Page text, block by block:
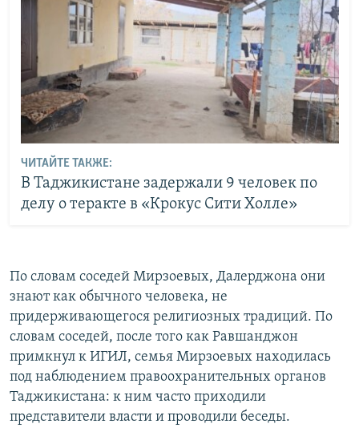
ЧИТАЙТЕ ТАКЖЕ:
В Таджикистане задержали 9 человек по
делу о теракте в «Крокус Сити Холле»
По словам соседей Мирзоевых, Далерджона они
знают как обычного человека, не
придерживающегося религиозных традиций. По
словам соседей, после того как Равшанджон
примкнул к ИГИЛ, семья Мирзоевых находилась
под наблюдением правоохранительных органов
Таджикистана: к ним часто приходили
представители власти и проводили беседы.